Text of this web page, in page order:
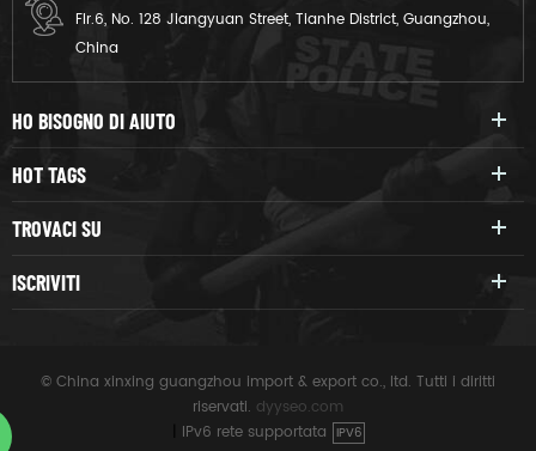
Flr.6, No. 128 Jiangyuan Street, Tianhe District, Guangzhou,
China
HO BISOGNO DI AIUTO
HOT TAGS
TROVACI SU
ISCRIVITI
© China xinxing guangzhou import & export co., ltd. Tutti i diritti
riservati. dyyseo.com
IPv6 rete supportata IPV6